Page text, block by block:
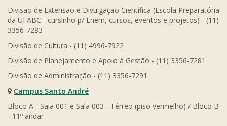
Divisão de Extensão e Divulgação Científica (Escola Preparatória
da UFABC - cursinho p/ Enem, cursos, eventos e projetos) - (11)
3356-7283
Divisão de Cultura - (11) 4996-7922
Divisão de Planejamento e Apoio à Gestão - (11) 3356-7281
Divisão de Administração - (11) 3356-7291
Campus Santo André
Bloco A - Sala 001 e Sala 003 - Térreo (piso vermelho) / Bloco B
- 11º andar